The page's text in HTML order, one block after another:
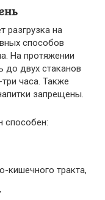
разгрузка на
способов
На протяжении
до двух стаканов
часа. Также
запрещены.
способен:
кишечного тракта,